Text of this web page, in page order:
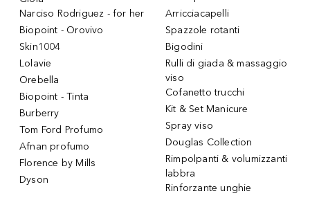
Narciso Rodriguez - for her
Biopoint - Orovivo
Skin1004
Lolavie
Orebella
Biopoint - Tinta
Burberry
Tom Ford Profumo
Afnan profumo
Florence by Mills
Dyson
Arricciacapelli
Spazzole rotanti
Bigodini
Rulli di giada & massaggio
viso
Cofanetto trucchi
Kit & Set Manicure
Spray viso
Douglas Collection
Rimpolpanti & volumizzanti
labbra
Rinforzante unghie